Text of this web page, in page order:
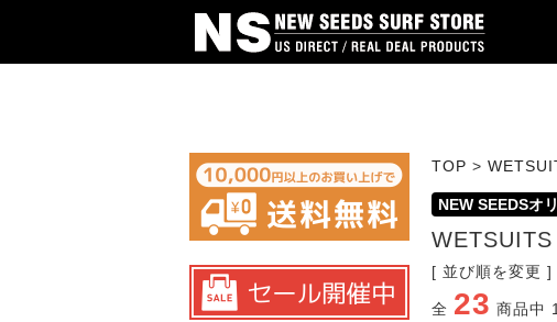
TOP >
NEW SEEDSオ
WETSUITS
[ 並び順を変更 ]
全 23 商品中